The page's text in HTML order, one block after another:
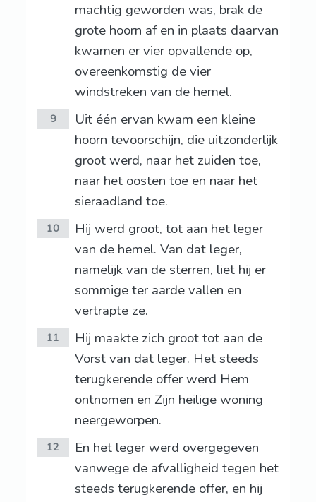
machtig geworden was, brak de
grote hoorn af en in plaats daarvan
kwamen er vier opvallende op,
overeenkomstig de vier
windstreken van de hemel.
9
Uit één ervan kwam een kleine
hoorn tevoorschijn, die uitzonderlijk
groot werd, naar het zuiden toe,
naar het oosten toe en naar het
sieraadland toe.
10
Hij werd groot, tot aan het leger
van de hemel. Van dat leger,
namelijk van de sterren, liet hij er
sommige ter aarde vallen en
vertrapte ze.
11
Hij maakte zich groot tot aan de
Vorst van dat leger. Het steeds
terugkerende offer werd Hem
ontnomen en Zijn heilige woning
neergeworpen.
12
En het leger werd overgegeven
vanwege de afvalligheid tegen het
steeds terugkerende offer, en hij